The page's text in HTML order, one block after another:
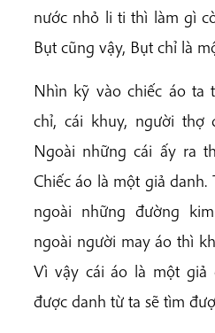
nước nhỏ li ti thì làm gì
Bụt cũng vậy, Bụt chỉ là
Nhìn kỹ vào chiếc áo ta
chỉ, cái khuy, người thợ
Ngoài những cái ấy ra
Chiếc áo là một giả
ngoài những đường
ngoài người may áo thì
Vì vậy cái áo là một giả
được danh từ ta sẽ tìm